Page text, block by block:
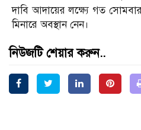
দাবি আদায়ের লক্ষ্যে গত সোমবার
মিনারে অবস্থান নেন।
নিউজটি শেয়ার করুন..